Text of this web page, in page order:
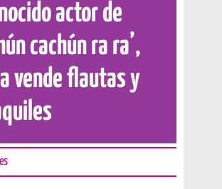
actor de
cachún ra ra’,
vende flautas y